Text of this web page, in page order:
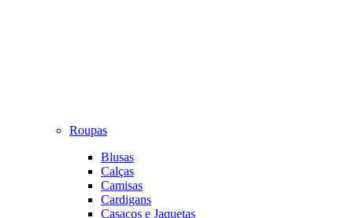
Roupas
Blusas
Calças
Camisas
Cardigans
Casacos e Jaquetas